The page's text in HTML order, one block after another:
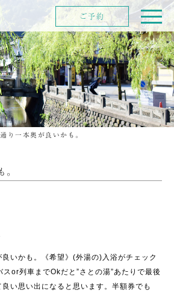
通り一本奥が良いかも。
いかも。《希望》(外湯の)入浴がチェック
or列車までOkだと”さとの湯”あたりで最後
い思い出になると思います。半額券でも
ご予約